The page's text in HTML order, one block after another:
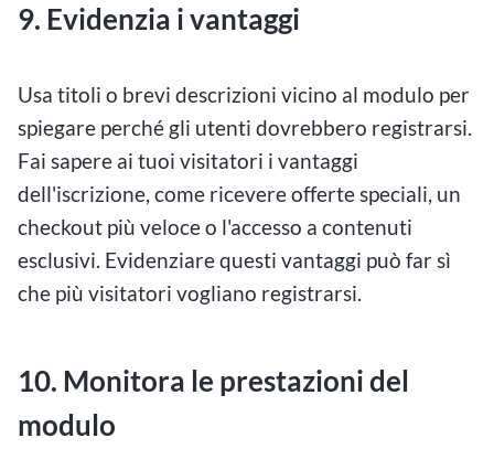
9. Evidenzia i vantaggi
Usa titoli o brevi descrizioni vicino al modulo per
spiegare perché gli utenti dovrebbero registrarsi.
Fai sapere ai tuoi visitatori i vantaggi
dell'iscrizione, come ricevere offerte speciali, un
checkout più veloce o l'accesso a contenuti
esclusivi. Evidenziare questi vantaggi può far sì
che più visitatori vogliano registrarsi.
10. Monitora le prestazioni del
modulo